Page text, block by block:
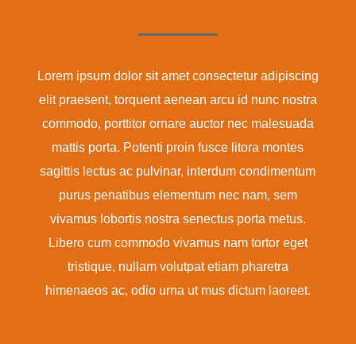
Lorem ipsum dolor sit amet consectetur adipiscing
elit praesent, torquent aenean arcu id nunc nostra
commodo, porttitor ornare auctor nec malesuada
mattis porta. Potenti proin fusce litora montes
sagittis lectus ac pulvinar, interdum condimentum
purus penatibus elementum nec nam, sem
vivamus lobortis nostra senectus porta metus.
Libero cum commodo vivamus nam tortor eget
tristique, nullam volutpat etiam pharetra
himenaeos ac, odio urna ut mus dictum laoreet.